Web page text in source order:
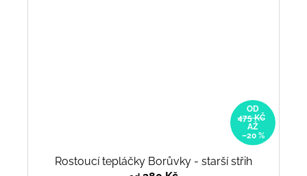
OD
475 KČ
AŽ
–20 %
Rostoucí tepláčky Borůvky - starší střih